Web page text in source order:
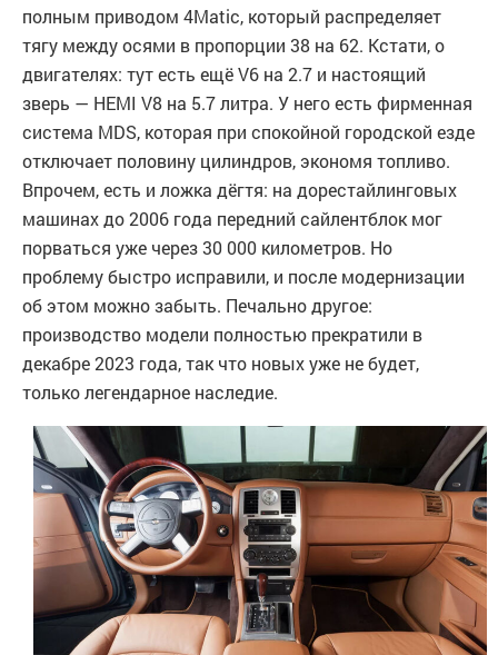
полным приводом 4Matic, который распределяет
тягу между осями в пропорции 38 на 62. Кстати, о
двигателях: тут есть ещё V6 на 2.7 и настоящий
зверь — HEMI V8 на 5.7 литра. У него есть фирменная
система MDS, которая при спокойной городской езде
отключает половину цилиндров, экономя топливо.
Впрочем, есть и ложка дёгтя: на дорестайлинговых
машинах до 2006 года передний сайлентблок мог
порваться уже через 30 000 километров. Но
проблему быстро исправили, и после модернизации
об этом можно забыть. Печально другое:
производство модели полностью прекратили в
декабре 2023 года, так что новых уже не будет,
только легендарное наследие.